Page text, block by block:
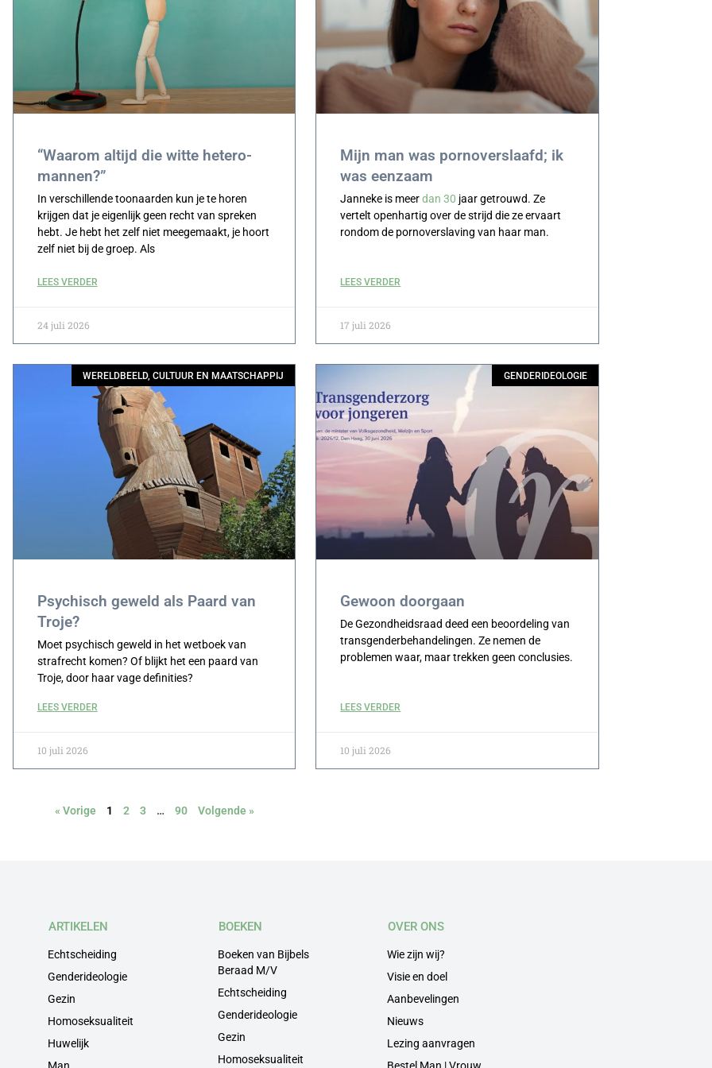
“Waarom altijd die witte hetero-
mannen?”
In verschillende toonaarden kun je te horen
krijgen dat je eigenlijk geen recht van spreken
hebt. Je hebt het zelf niet meegemaakt, je hoort
zelf niet bij de groep. Als
LEES VERDER
24 juli 2026
Mijn man was pornoverslaafd; ik
was eenzaam
Janneke is meerdan 30 jaar getrouwd. Ze
vertelt openhartig over de strijd die ze ervaart
rondom de pornoverslaving van haar man.
LEES VERDER
17 juli 2026
WERELDBEELD, CULTUUR EN MAATSCHAPPIJ
Psychisch geweld als Paard van
Troje?
Moet psychisch geweld in het wetboek van
strafrecht komen? Of blijkt het een paard van
Troje, door haar vage definities?
LEES VERDER
10 juli 2026
GENDERIDEOLOGIE
Gewoon doorgaan
De Gezondheidsraad deed een beoordeling van
transgenderbehandelingen. Ze nemen de
problemen waar, maar trekken geen conclusies.
LEES VERDER
10 juli 2026
« Vorige 1 2 3 … 90 Volgende »
ARTIKELEN
Echtscheiding
Genderideologie
Gezin
Homoseksualiteit
Huwelijk
BOEKEN
Boeken van Bijbels
Beraad M/V
Echtscheiding
Genderideologie
Gezin
Homoseksualiteit
OVER ONS
Wie zijn wij?
Visie en doel
Aanbevelingen
Nieuws
Lezing aanvragen